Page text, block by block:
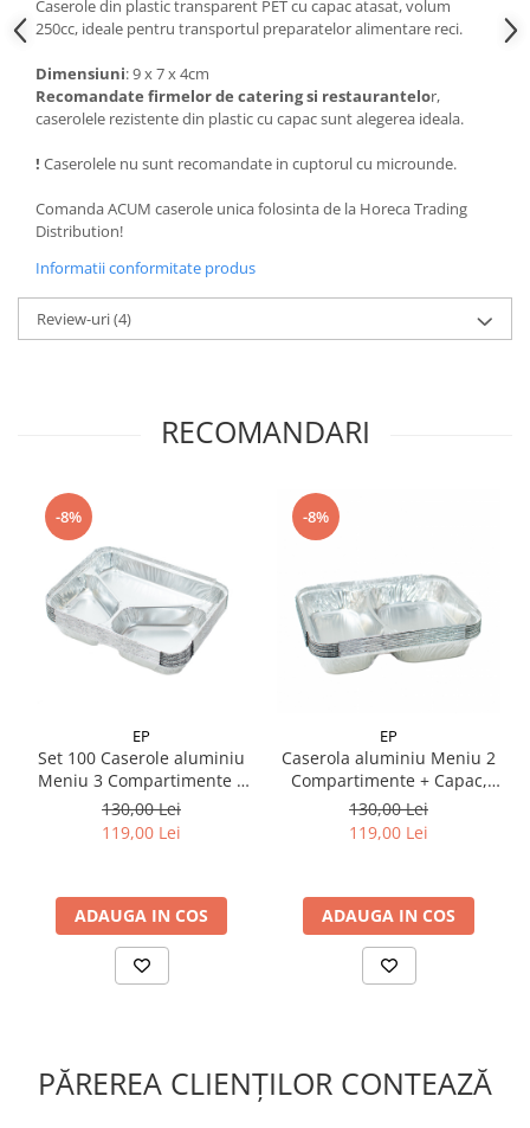
Caserole din plastic transparent PET cu capac atasat, volum
250cc, ideale pentru transportul preparatelor alimentare reci.
Dimensiuni: 9 x 7 x 4cm
Recomandate firmelor de catering si restaurantelor,
caserolele rezistente din plastic cu capac sunt alegerea ideala.
! Caserolele nu sunt recomandate in cuptorul cu microunde.
Comanda ACUM caserole unica folosinta de la Horeca Trading
Distribution!
Informatii conformitate produs
Review-uri(4)
RECOMANDARI
-8%
EP
Set 100 Caserole aluminiu
Meniu 3 Compartimente +
Capac
130,00 Lei
119,00 Lei
ADAUGA IN COS
-8%
EP
Caserola aluminiu Meniu 2
Compartimente + Capac,
Set 100 buc
130,00 Lei
119,00 Lei
ADAUGA IN COS
PĂREREA CLIENȚILOR CONTEAZĂ